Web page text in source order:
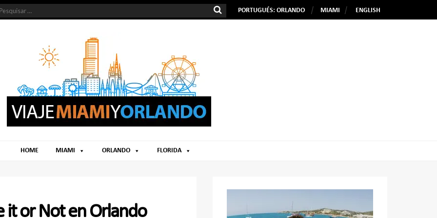
PORTUGUÉS: ORLANDO MIAMI ENGLISH
HOME MIAMI ORLANDO FLORIDA
it or Not en Orlando